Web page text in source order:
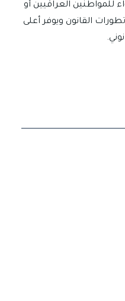
للمواطنين العراقيين أو
القانون ويوفر أعلى